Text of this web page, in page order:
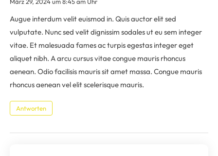
Augue interdum velit euismod in. Quis auctor elit sed
vulputate. Nunc sed velit dignissim sodales ut eu sem integer
vitae. Et malesuada fames ac turpis egestas integer eget
aliquet nibh. A arcu cursus vitae congue mauris rhoncus
aenean. Odio facilisis mauris sit amet massa. Congue mauris
rhoncus aenean vel elit scelerisque mauris.
Antworten